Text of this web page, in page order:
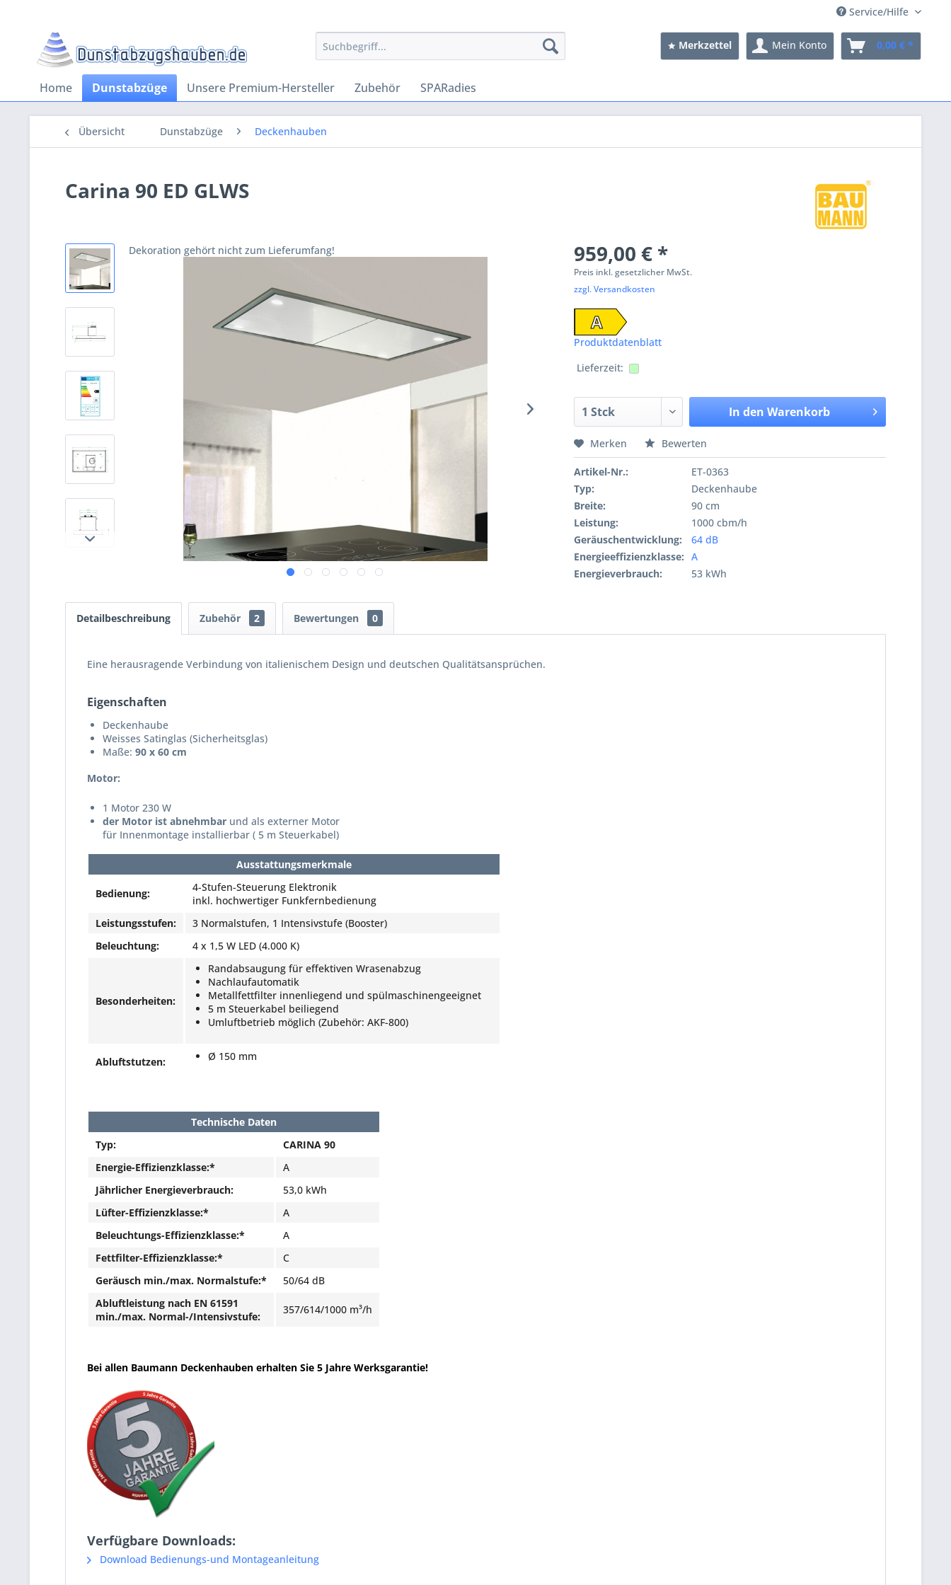
Service/Hilfe
Merkzettel Mein Konto 0,00 € *
Home Dunstabzüge Unsere Premium-Hersteller Zubehör SPARadies
Übersicht Dunstabzüge Deckenhauben
Carina 90 ED GLWS
Dekoration gehört nicht zum Lieferumfang! 959,00 € *
Preis inkl. gesetzlicher MwSt.
zzgl. Versandkosten
A
Produktdatenblatt
Lieferzeit:
In den Warenkorb
Merken Bewerten
Artikel-Nr.:
ET-0363
Typ:
Deckenhaube
Breite:
90 cm
Leistung:
1000 cbm/h
Geräuschentwicklung:
64 dB
Energieeffizienzklasse:
A
Energieverbrauch:
53 kWh
Detailbeschreibung Zubehör 2 Bewertungen 0
Eine herausragende Verbindung von italienischem Design und deutschen Qualitätsansprüchen.
Eigenschaften
Deckenhaube
Weisses Satinglas (Sicherheitsglas)
Maße: 90 x 60 cm
Motor:
1 Motor 230 W
der Motor ist abnehmbar und als externer Motor
für Innenmontage installierbar ( 5 m Steuerkabel)
Ausstattungsmerkmale
Bedienung:
4-Stufen-Steuerung Elektronik
inkl. hochwertiger Funkfernbedienung
Leistungsstufen:
3 Normalstufen, 1 Intensivstufe (Booster)
Beleuchtung:
4 x 1,5 W LED (4.000 K)
Besonderheiten:
Randabsaugung für effektiven Wrasenabzug
Nachlaufautomatik
Metallfettfilter innenliegend und spülmaschinengeeignet
5 m Steuerkabel beiliegend
Umluftbetrieb möglich (Zubehör: AKF-800)
Abluftstutzen: Ø 150 mm
Technische Daten
Typ:
CARINA 90
Energie-Effizienzklasse:*
A
Jährlicher Energieverbrauch:
53,0 kWh
Lüfter-Effizienzklasse:*
A
Beleuchtungs-Effizienzklasse:*
A
Fettfilter-Effizienzklasse:*
C
Geräusch min./max. Normalstufe:*
50/64 dB
Abluftleistung nach EN 61591
min./max. Normal-/Intensivstufe:
357/614/1000 m³/h
Bei allen Baumann Deckenhauben erhalten Sie 5 Jahre Werksgarantie!
Verfügbare Downloads:
Download Bedienungs-und Montageanleitung